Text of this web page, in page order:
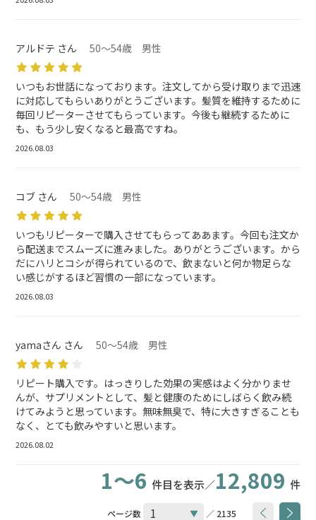
アルドテ さん 50～54歳 男性
いつもお世話になっております。注文してから受け取りまで迅速
に対応してもらいありがとうございます。髪質を維持するために
毎回リピーターさせてもらっています。今後も継続するために
も、もう少し安くなると最高ですね。
2026.08.03
コブ さん 50～54歳 男性
いつもリピーターで購入させてもらってああます。今回も注文か
ら配送までスムーズに進みました。ありがとうございます。から
だにハリとコシが得られているので、飲まないと何か物足らな
い感じがするほど習慣の一部になっています。
2026.08.03
yamaさん さん 50～54歳 男性
リピート購入です。はっきりした効果の実感はよく分かりませ
んが、サプリメントとして、髪と健康のためにしばらく飲み続
けてみようと思っています。無味無臭で、特に大きすぎることも
なく、とても飲みやすいと思います。
2026.08.02
1～6 件目を表示／12,809 件
ページ数 ／ 2135